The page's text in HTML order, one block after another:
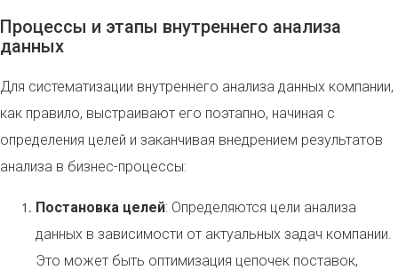
Процессы и этапы внутреннего анализа
данных
Для систематизации внутреннего анализа данных компании,
как правило, выстраивают его поэтапно, начиная с
определения целей и заканчивая внедрением результатов
анализа в бизнес-процессы:
Постановка целей: Определяются цели анализа
данных в зависимости от актуальных задач компании.
Это может быть оптимизация цепочек поставок,